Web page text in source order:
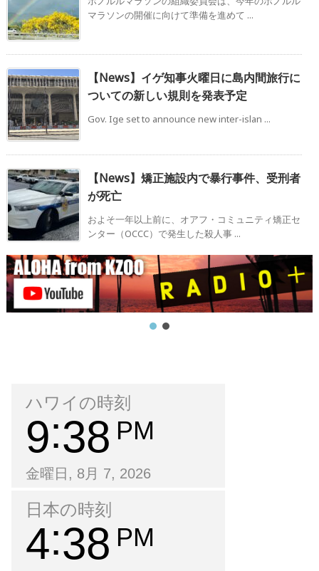
マラソンの開催に向けて準備を進めて ...
【News】イゲ知事火曜日に島内間旅行に
ついての新しい規則を発表予定
Gov. Ige set to announce new inter-islan ...
【News】矯正施設内で暴行事件、受刑者
が死亡
およそ一年以上前に、オアフ・コミュニティ矯正セ
ンター（OCCC）で発生した殺人事 ...
ハワイの時刻
9 38 PM
金曜日, 8月 7, 2026
日本の時刻
4 38 PM